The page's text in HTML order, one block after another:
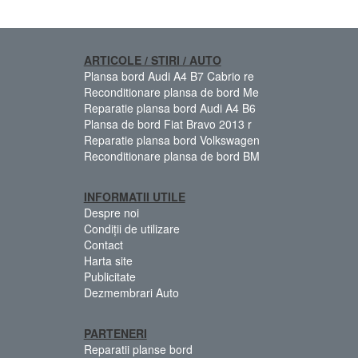
ARTICOLE / STIRI / AUTO
Plansa bord Audi A4 B7 Cabrio re
Reconditionare plansa de bord Me
Reparatie plansa bord Audi A4 B6
Plansa de bord Fiat Bravo 2013 r
Reparatie plansa bord Volkswagen
Reconditionare plansa de bord BM
INFORMATII UTILE
Despre noi
Condiții de utilizare
Contact
Harta site
Publicitate
Dezmembrari Auto
PARTENERI
Reparatii planse bord